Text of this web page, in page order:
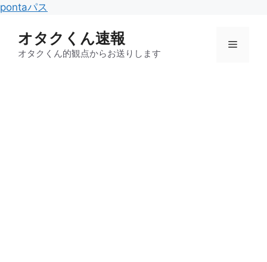
pontaパス
テ
ン
オタクくん速報
オタクくん的観点からお送りします
メ